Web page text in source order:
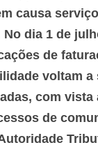
causa
dia 1 de
de
voltam a
com vista
de